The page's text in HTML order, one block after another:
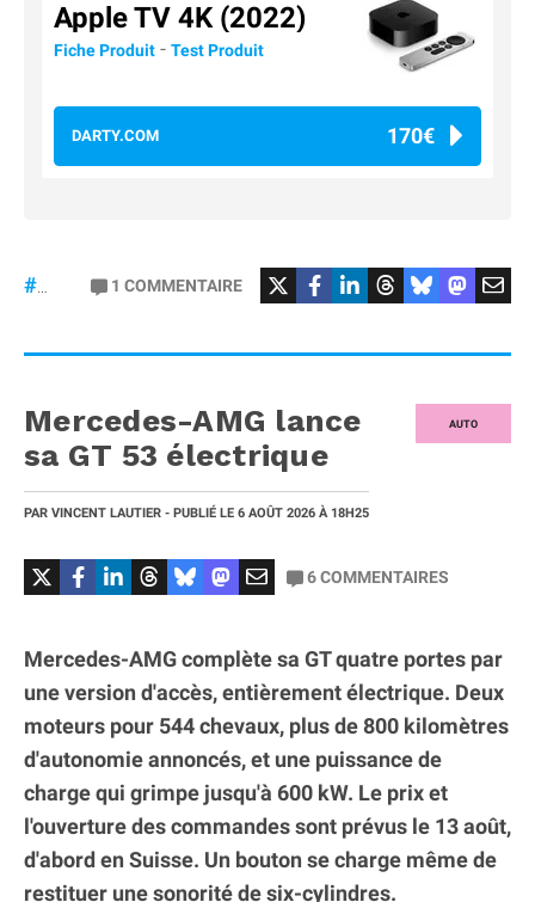
Apple TV 4K (2022)
Fiche Produit - Test Produit
DARTY.COM 170€
#DisneyPlus #Football #liga
1 COMMENTAIRE
AUTO
Mercedes-AMG lance
sa GT 53 électrique
PAR VINCENT LAUTIER - PUBLIÉ LE 6 AOÛT 2026 À 18H25
6COMMENTAIRES
Mercedes-AMG complète sa GT quatre portes par
une version d'accès, entièrement électrique. Deux
moteurs pour 544 chevaux, plus de 800 kilomètres
d'autonomie annoncés, et une puissance de
charge qui grimpe jusqu'à 600 kW. Le prix et
l'ouverture des commandes sont prévus le 13 août,
d'abord en Suisse. Un bouton se charge même de
restituer une sonorité de six-cylindres.